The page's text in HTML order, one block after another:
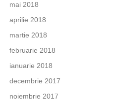
mai 2018
aprilie 2018
martie 2018
februarie 2018
ianuarie 2018
decembrie 2017
noiembrie 2017